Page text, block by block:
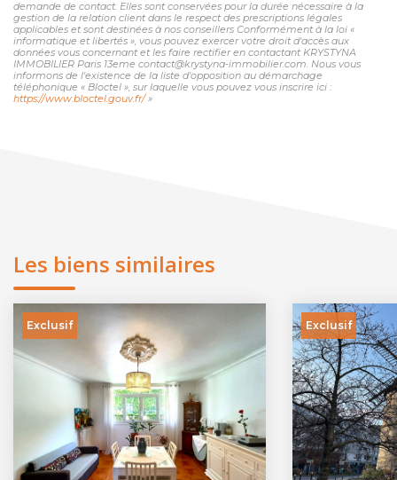
demande de contact. Elles sont conservées pour la durée nécessaire à la
gestion de la relation client dans le respect des prescriptions légales
applicables et sont destinées à nos conseillers Conformément à la loi «
informatique et libertés », vous pouvez exercer votre droit d'accès aux
données vous concernant et les faire rectifier en contactant KRYSTYNA
IMMOBILIER Paris 13eme contact@krystyna-immobilier.com. Nous vous
informons de l'existence de la liste d'opposition au démarchage
téléphonique « Bloctel », sur laquelle vous pouvez vous inscrire ici :
https://www.bloctel.gouv.fr/»
Les biens similaires
Exclusif Exclusif